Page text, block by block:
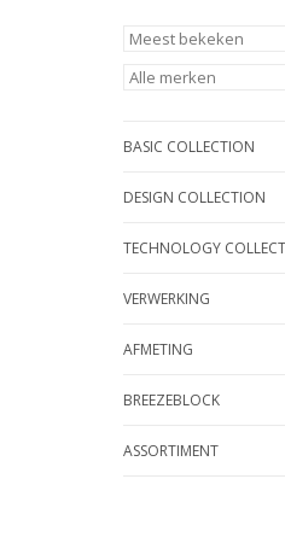
BASIC COLLECTION
DESIGN COLLECTION
TECHNOLOGY
VERWERKING
AFMETING
BREEZEBLOCK
ASSORTIMENT